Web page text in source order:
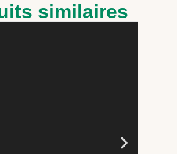
similaires